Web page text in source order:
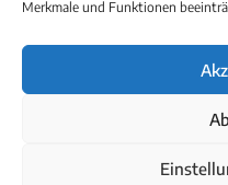
Merkmale und Funktionen